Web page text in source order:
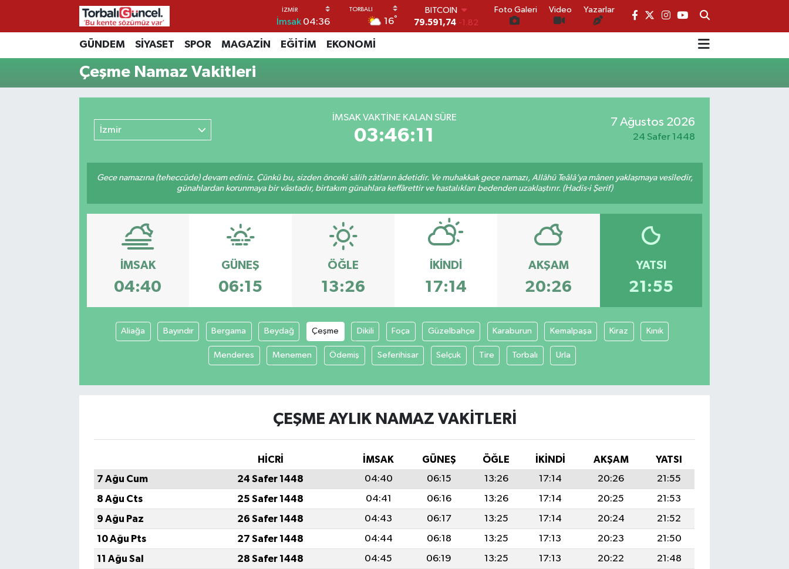
İmsak 04:36 16°
BITCOIN
79.591,74 -1.82
DOLAR
EURO
61,60380 0.18
6862,09000
BİST100
Foto Galeri Video Yazarlar
GÜNDEM SİYASET SPOR MAGAZİN EĞİTİM EKONOMİ
Çeşme Namaz Vakitleri
İzmir
İMSAK VAKTİNE KALAN SÜRE
03:46:10
7 Ağustos 2026
24 Safer 1448
Gece namazına (teheccüde) devam ediniz. Çünkü bu, sizden önceki sâlih zâtların âdetidir. Ve muhakkak gece namazı, Allâhü Teâlâ’ya mânen yaklaşmaya vesîledir,
günahlardan korunmaya bir vâsıtadır, birtakım günahlara keffârettir ve hastalıkları bedenden uzaklaştırır. (Hadis-i Şerif)
İMSAK
04:40
GÜNEŞ
06:15
ÖĞLE
13:26
İKINDI
17:14
AKŞAM
20:26
YATSI
21:55
Aliağa Bayındır Bergama Beydağ Çeşme Dikili Foça Güzelbahçe Karaburun Kemalpaşa Kiraz Kınık
Menderes Menemen Ödemiş Seferihisar Selçuk Tire Torbalı Urla
ÇEŞME AYLIK NAMAZ VAKITLERI
HİCRİ İMSAK GÜNEŞ ÖĞLE İKINDI AKŞAM
YATSI
7 Ağu Cum
24 Safer 1448 04:40 06:15 13:26 17:14 20:26
21:55
8 Ağu Cts
25 Safer 1448 04:41 06:16 13:26 17:14 20:25
21:53
9 Ağu Paz
26 Safer 1448 04:43 06:17 13:25 17:14 20:24
21:52
10 Ağu Pts
27 Safer 1448 04:44 06:18 13:25 17:13 20:23
21:50
11 Ağu Sal
28 Safer 1448 04:45 06:19 13:25 17:13 20:22
21:48
İzmir Nöbetçi Eczaneler
İzmir Hava Durumu
İzmir Trafik Yoğunluk Haritası
Süper Lig Puan Durumu ve Fikstür